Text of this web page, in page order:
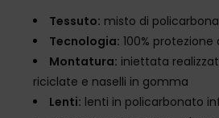
Tessuto: misto di
Tecnologia: 100%
Montatura: iniettata
riciclate e naselli in gomma
Lenti: lenti in policarbonato